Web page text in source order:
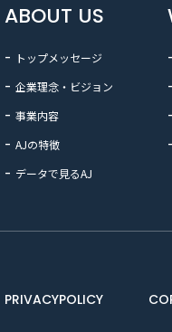
ABOUT US
トップメッセージ
企業理念・ビジョン
事業内容
AJの特徴
データで見るAJ
PRIVACYPOLICY